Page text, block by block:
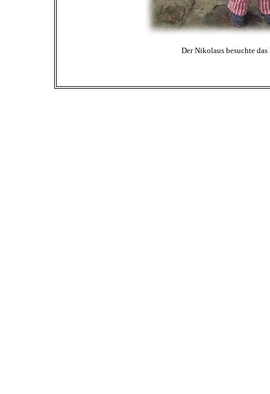
Der Nikolaus besuchte